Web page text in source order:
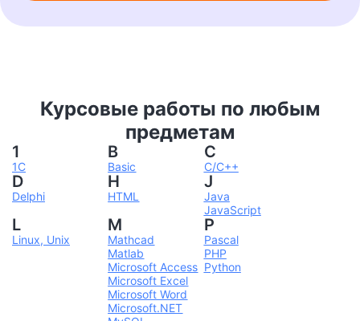
от 200 руб.
Курсовые работы по любым
предметам
1
1С
B
Basic
C
C/C++
D
Delphi
H
HTML
J
Java
JavaScript
L
Linux, Unix
M
Mathcad
Matlab
Microsoft Access
Microsoft Excel
Microsoft Word
Microsoft.NET
P
Pascal
PHP
Python